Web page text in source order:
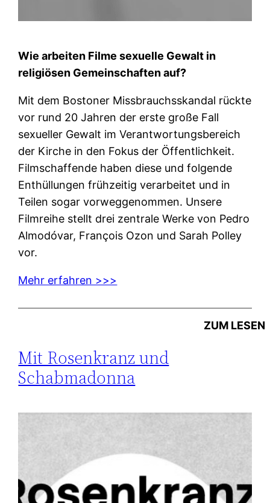
Wie arbeiten Filme sexuelle Gewalt in
religiösen Gemeinschaften auf?
Mit dem Bostoner Missbrauchsskandal rückte
vor rund 20 Jahren der erste große Fall
sexueller Gewalt im Verantwortungsbereich
der Kirche in den Fokus der Öffentlichkeit.
Filmschaffende haben diese und folgende
Enthüllungen frühzeitig verarbeitet und in
Teilen sogar vorweggenommen. Unsere
Filmreihe stellt drei zentrale Werke von Pedro
Almodóvar, François Ozon und Sarah Polley
vor.
Mehr erfahren >>>
ZUM LESEN
Mit Rosenkranz und
Schabmadonna